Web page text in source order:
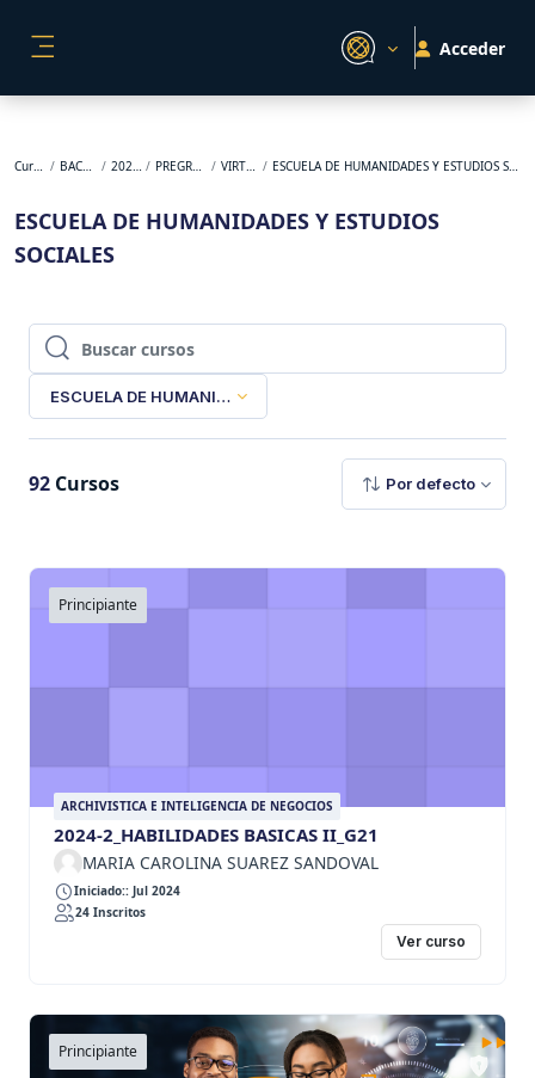
Acceder
Cursos BACKUP 2024-2 PREGRADO VIRTUAL ESCUELA DE HUMANIDADES Y ESTUDIOS SOCIALES
ESCUELA DE HUMANIDADES Y ESTUDIOS
SOCIALES
Buscar cursos
Buscar cursos
ESCUELA DE HUMANIDADES Y ESTUDIOS SOCIALES
92 Cursos Por defecto
Principiante
ARCHIVISTICA E INTELIGENCIA DE NEGOCIOS
2024-2_HABILIDADES BASICAS II_G21
MARIA CAROLINA SUAREZ SANDOVAL
Iniciado:: Jul 2024
24 Inscritos
Ver curso
Principiante